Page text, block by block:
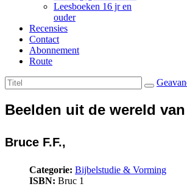
Leesboeken 16 jr en
ouder
Recensies
Contact
Abonnement
Route
Beelden uit de wereld
Bruce F.F.,
Categorie: Bijbelstudie & Vorming
ISBN: Bruc 1